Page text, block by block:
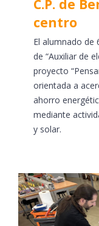
C.P. de
centro
El alumnado de
de “Auxiliar de
proyecto
orientada a
ahorro
mediante
y solar.